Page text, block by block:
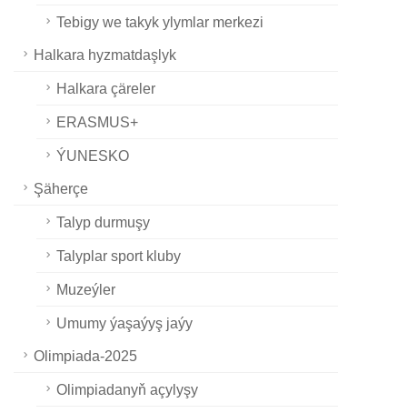
Tebigy we takyk ylymlar merkezi
Halkara hyzmatdaşlyk
Halkara çäreler
ERASMUS+
ÝUNESKO
Şäherçe
Talyp durmuşy
Talyplar sport kluby
Muzeýler
Umumy ýaşaýyş jaýy
Olimpiada-2025
Olimpiadanyň açylyşy